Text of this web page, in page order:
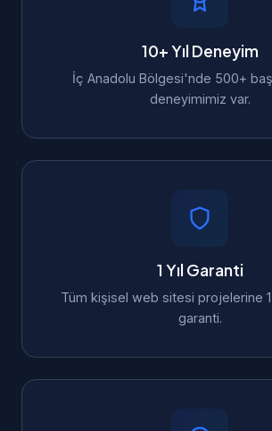
10+ Yıl Deneyim
İç Anadolu Bölgesi'nde 500+
deneyimimiz var.
1 Yıl Garanti
Tüm kişisel web sitesi projelerine 1
garanti.